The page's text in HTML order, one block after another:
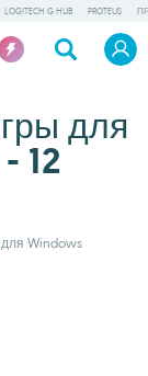
LOGITECH G HUB PROTEUS
для
12
Windows